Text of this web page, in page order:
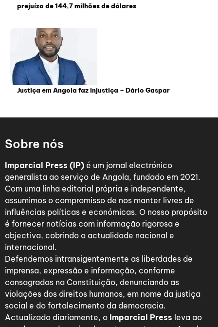
prejuízo de 144,7 milhões de dólares
Justiça em Angola faz injustiça – Dário Gaspar
Sobre nós
Imparcial Press (IP) é um jornal electrónico
generalista ao serviço de Angola, fundado em 2021.
Com uma linha editorial própria e independente,
assumimos o compromisso de nos manter livres de
influências políticas e económicas. O nosso propósito
é fornecer notícias com informação rigorosa e
objectiva, cobrindo a actualidade nacional e
internacional.
Defendemos intransigentemente as liberdades de
imprensa, expressão e informação, conforme
consagradas na Constituição, denunciando as
violações dos direitos humanos, em nome da justiça
social e do fortalecimento da democracia.
Actualizado diariamente, o Imparcial Press leva ao